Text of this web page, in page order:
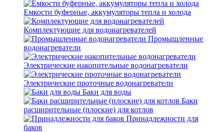
Емкости буферные, аккумуляторы тепла и холода
Комплектующие для водонагревателей
Промышленные
водонагреватели
Электрические накопительные водонагреватели
Электрические проточные водонагреватели
Баки для воды
Баки
расширительные (плоские) для котлов
Принадлежности для
баков